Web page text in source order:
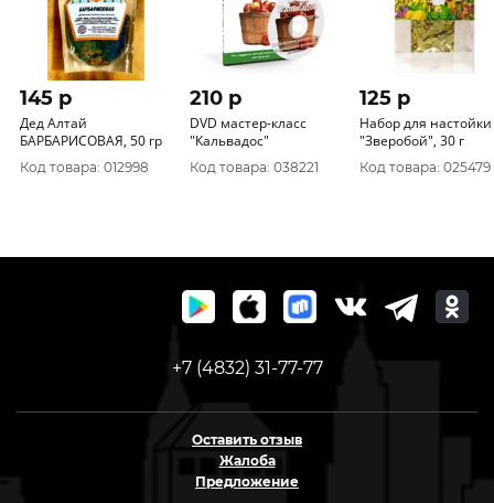
145 p
Дед Алтай
БАРБАРИСОВАЯ, 50 гр
Код товара: 012998
210 p
DVD мастер-класс
"Кальвадос"
Код товара: 038221
125 p
Набор для настойки
"Зверобой", 30 г
Код товара: 025479
+7 (4832) 31-77-77
Оставить отзыв
Жалоба
Предложение